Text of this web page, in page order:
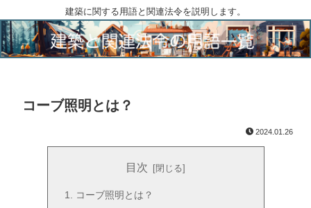
建築に関する用語と関連法令を説明します。
コーブ照明とは？
2024.01.26
目次
コーブ照明とは？